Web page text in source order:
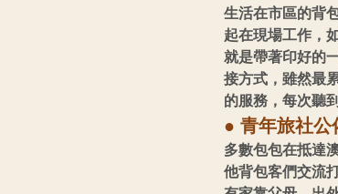
生活在市區的背
起在現場工作，
就是帶著印好的
接方式，雖然最
的服務，每次聽
● 青年旅社公
多數包包在抵達
他背包客們交流